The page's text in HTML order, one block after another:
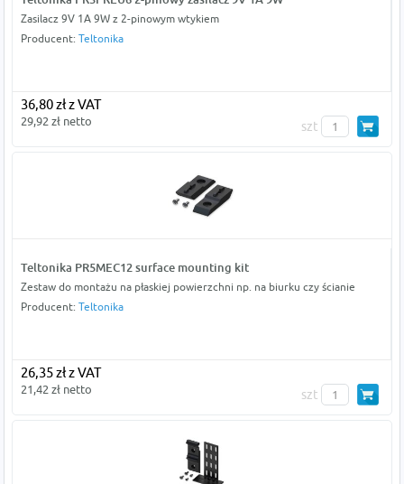
Zasilacz 9V 1A 9W z 2-pinowym wtykiem
Producent: Teltonika
36,80 zł z VAT
29,92 zł netto szt
Teltonika PR5MEC12 surface mounting kit
Zestaw do montażu na płaskiej powierzchni np. na biurku czy ścianie
Producent: Teltonika
26,35 zł z VAT
21,42 zł netto szt